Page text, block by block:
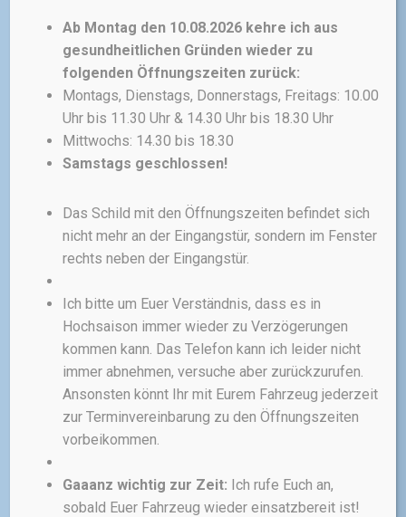
Transport. Inklusive einem 4
mm Innensechskant-Schlüssel
zum Einstellen der
Werkzeugvorspannung.
30,00 €Ursprünglicher
Preis
war:
30,00 €
25,00€Aktueller
Preis
ist:
25,00 €.
inkl. 19 % MwSt.
FAHRRADPFLEGE TOPEAK
Topeak Power Lever
X
Der Topeak FlashStand® Fat ist
kompatibel mit den meisten
Mountainbikes. Praktischer
Aufnahme an der Kurbel (Nicht-
Antriebsseite). Ausgelegt für
Ab Montag den 10.08.2026 kehre ich aus
gesundheitlichen Gründen wieder zu
folgenden Öffnungszeiten zurück:
Montags, Dienstags, Donnerstags, Freitags: 10.00
Uhr bis 11.30 Uhr & 14.30 Uhr bis 18.30 Uhr
Mittwochs: 14.30 bis 18.30
Samstags geschlossen!
Das Schild mit den Öffnungszeiten befindet sich
nicht mehr an der Eingangstür, sondern im Fenster
rechts neben der Eingangstür.
Ich bitte um Euer Verständnis, dass es in
Hochsaison immer wieder zu Verzögerungen
kommen kann. Das Telefon kann ich leider nicht
immer abnehmen, versuche aber zurückzurufen.
Ansonsten könnt Ihr mit Eurem Fahrzeug jederzeit
zur Terminvereinbarung zu den Öffnungszeiten
vorbeikommen.
Gaaanz wichtig zur Zeit: Ich rufe Euch an,
sobald Euer Fahrzeug wieder einsatzbereit ist!